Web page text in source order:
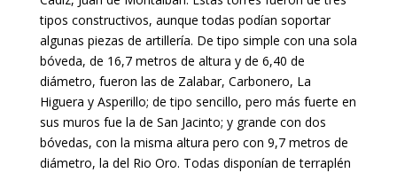
tipos constructivos, aunque todas podían soportar
algunas piezas de artillería. De tipo simple con una sola
bóveda, de 16,7 metros de altura y de 6,40 de
diámetro, fueron las de Zalabar, Carbonero, La
Higuera y Asperillo; de tipo sencillo, pero más fuerte en
sus muros fue la de San Jacinto; y grande con dos
bóvedas, con la misma altura pero con 9,7 metros de
diámetro, la del Rio Oro. Todas disponían de terraplén